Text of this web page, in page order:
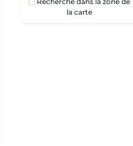
la carte